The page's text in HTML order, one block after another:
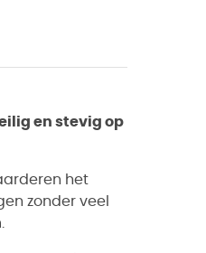
en stevig op
het
zonder veel